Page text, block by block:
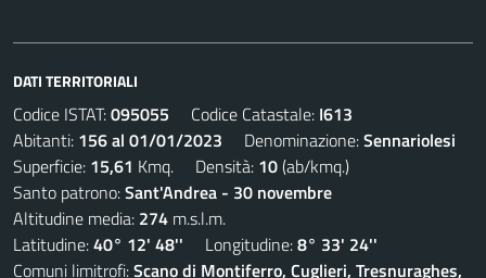
DATI TERRITORIALI
Codice ISTAT:095055 Codice Catastale: I613
Abitanti: 156 al 01/01/2023 Denominazione:Sennariolesi
Superficie: 15,61 Kmq. Densità: 10(ab/kmq.)
Santo patrono:Sant'Andrea - 30 novembre
Altitudine media: 274 m.s.l.m.
Latitudine:40° 12' 48'' Longitudine:8° 33' 24''
Comuni limitrofi:Scano di Montiferro, Cuglieri, Tresnuraghes,